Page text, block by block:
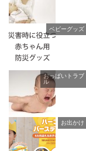
ベビーグッズ
おっぱいトラブ
ル
お出かけ